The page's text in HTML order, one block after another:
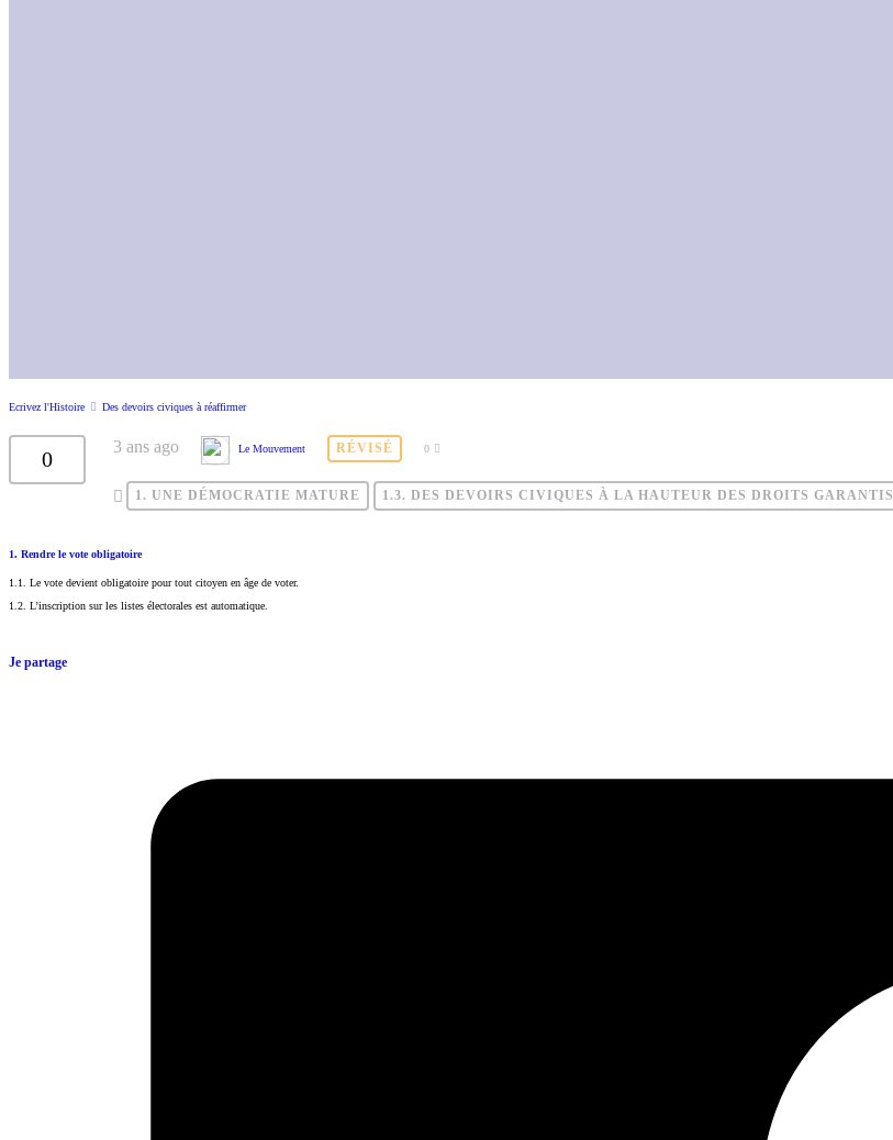
Ecrivez l'Histoire Des devoirs civiques à réaffirmer
0
3 ans ago Le Mouvement RÉVISÉ 0
1. UNE DÉMOCRATIE MATURE 1.3. DES DEVOIRS CIVIQUES À LA HAUTEUR DES DROITS GARANTIS
1. Rendre le vote obligatoire
1.1. Le vote devient obligatoire pour tout citoyen en âge de voter.
1.2. L’inscription sur les listes électorales est automatique.
Je partage